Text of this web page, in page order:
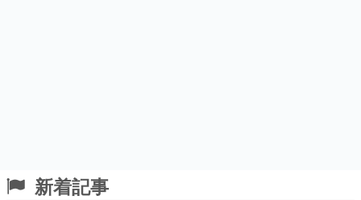
新着記事